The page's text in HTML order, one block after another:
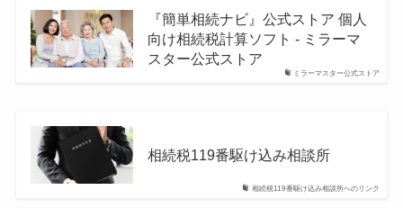
ミラーマスター公式ストア
『簡単相続ナビ』公式ストア 個人
向け相続税計算ソフト - ミラーマ
スター公式ストア
相続税119番駆け込み相談所へのリンク
相続税119番駆け込み相談所